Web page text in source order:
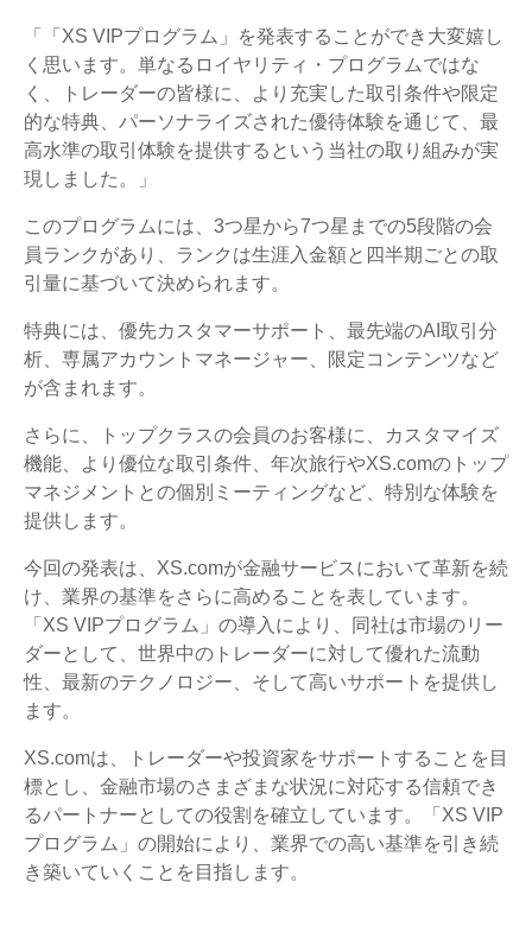
「「XS VIPプログラム」を発表することができ大変嬉し
く思います。単なるロイヤリティ・プログラムではな
く、トレーダーの皆様に、より充実した取引条件や限定
的な特典、パーソナライズされた優待体験を通じて、最
高水準の取引体験を提供するという当社の取り組みが実
現しました。」
このプログラムには、3つ星から7つ星までの5段階の会
員ランクがあり、ランクは生涯入金額と四半期ごとの取
引量に基づいて決められます。
特典には、優先カスタマーサポート、最先端のAI取引分
析、専属アカウントマネージャー、限定コンテンツなど
が含まれます。
さらに、トップクラスの会員のお客様に、カスタマイズ
機能、より優位な取引条件、年次旅行やXS.comのトップ
マネジメントとの個別ミーティングなど、特別な体験を
提供します。
今回の発表は、XS.comが金融サービスにおいて革新を続
け、業界の基準をさらに高めることを表しています。
「XS VIPプログラム」の導入により、同社は市場のリー
ダーとして、世界中のトレーダーに対して優れた流動
性、最新のテクノロジー、そして高いサポートを提供し
ます。
XS.comは、トレーダーや投資家をサポートすることを目
標とし、金融市場のさまざまな状況に対応する信頼でき
るパートナーとしての役割を確立しています。「XS VIP
プログラム」の開始により、業界での高い基準を引き続
き築いていくことを目指します。